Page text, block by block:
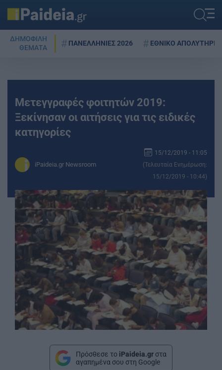
ΔΗΜΟΦΙΛΗ
ΘΕΜΑΤΑ
ΠΑΝΕΛΛΗΝΙΕΣ 2026 ΕΘΝΙΚΟ ΑΠΟΛΥΤΗΡΙΟ
Μετεγγραφές φοιτητών 2019:
Ξεκίνησαν οι αιτήσεις για τις ειδικές
κατηγορίες
iPaideia.gr Newsroom
15/12/2019 - 11:05
(Τελευταία Ενημέρωση:
15/12/2019 - 10:44)
Πρόσθεσε το iPaideia.gr στα
αγαπημένα σου στη Google